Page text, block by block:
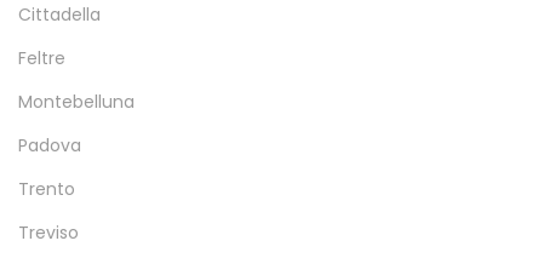
Cittadella
Feltre
Montebelluna
Padova
Trento
Treviso